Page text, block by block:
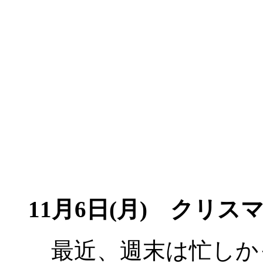
11月6日(月) クリス
最近、週末は忙し